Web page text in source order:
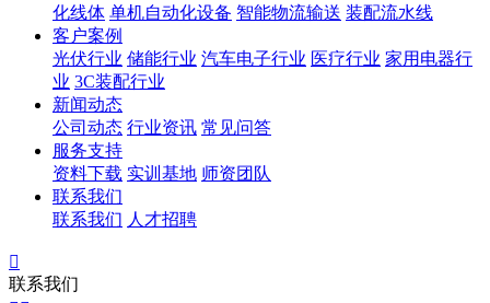
化线体 单机自动化设备 智能物流输送 装配流水线
客户案例
光伏行业 储能行业 汽车电子行业 医疗行业 家用电器行
业 3C装配行业
新闻动态
公司动态 行业资讯 常见问答
服务支持
资料下载 实训基地 师资团队
联系我们
联系我们 人才招聘

联系我们